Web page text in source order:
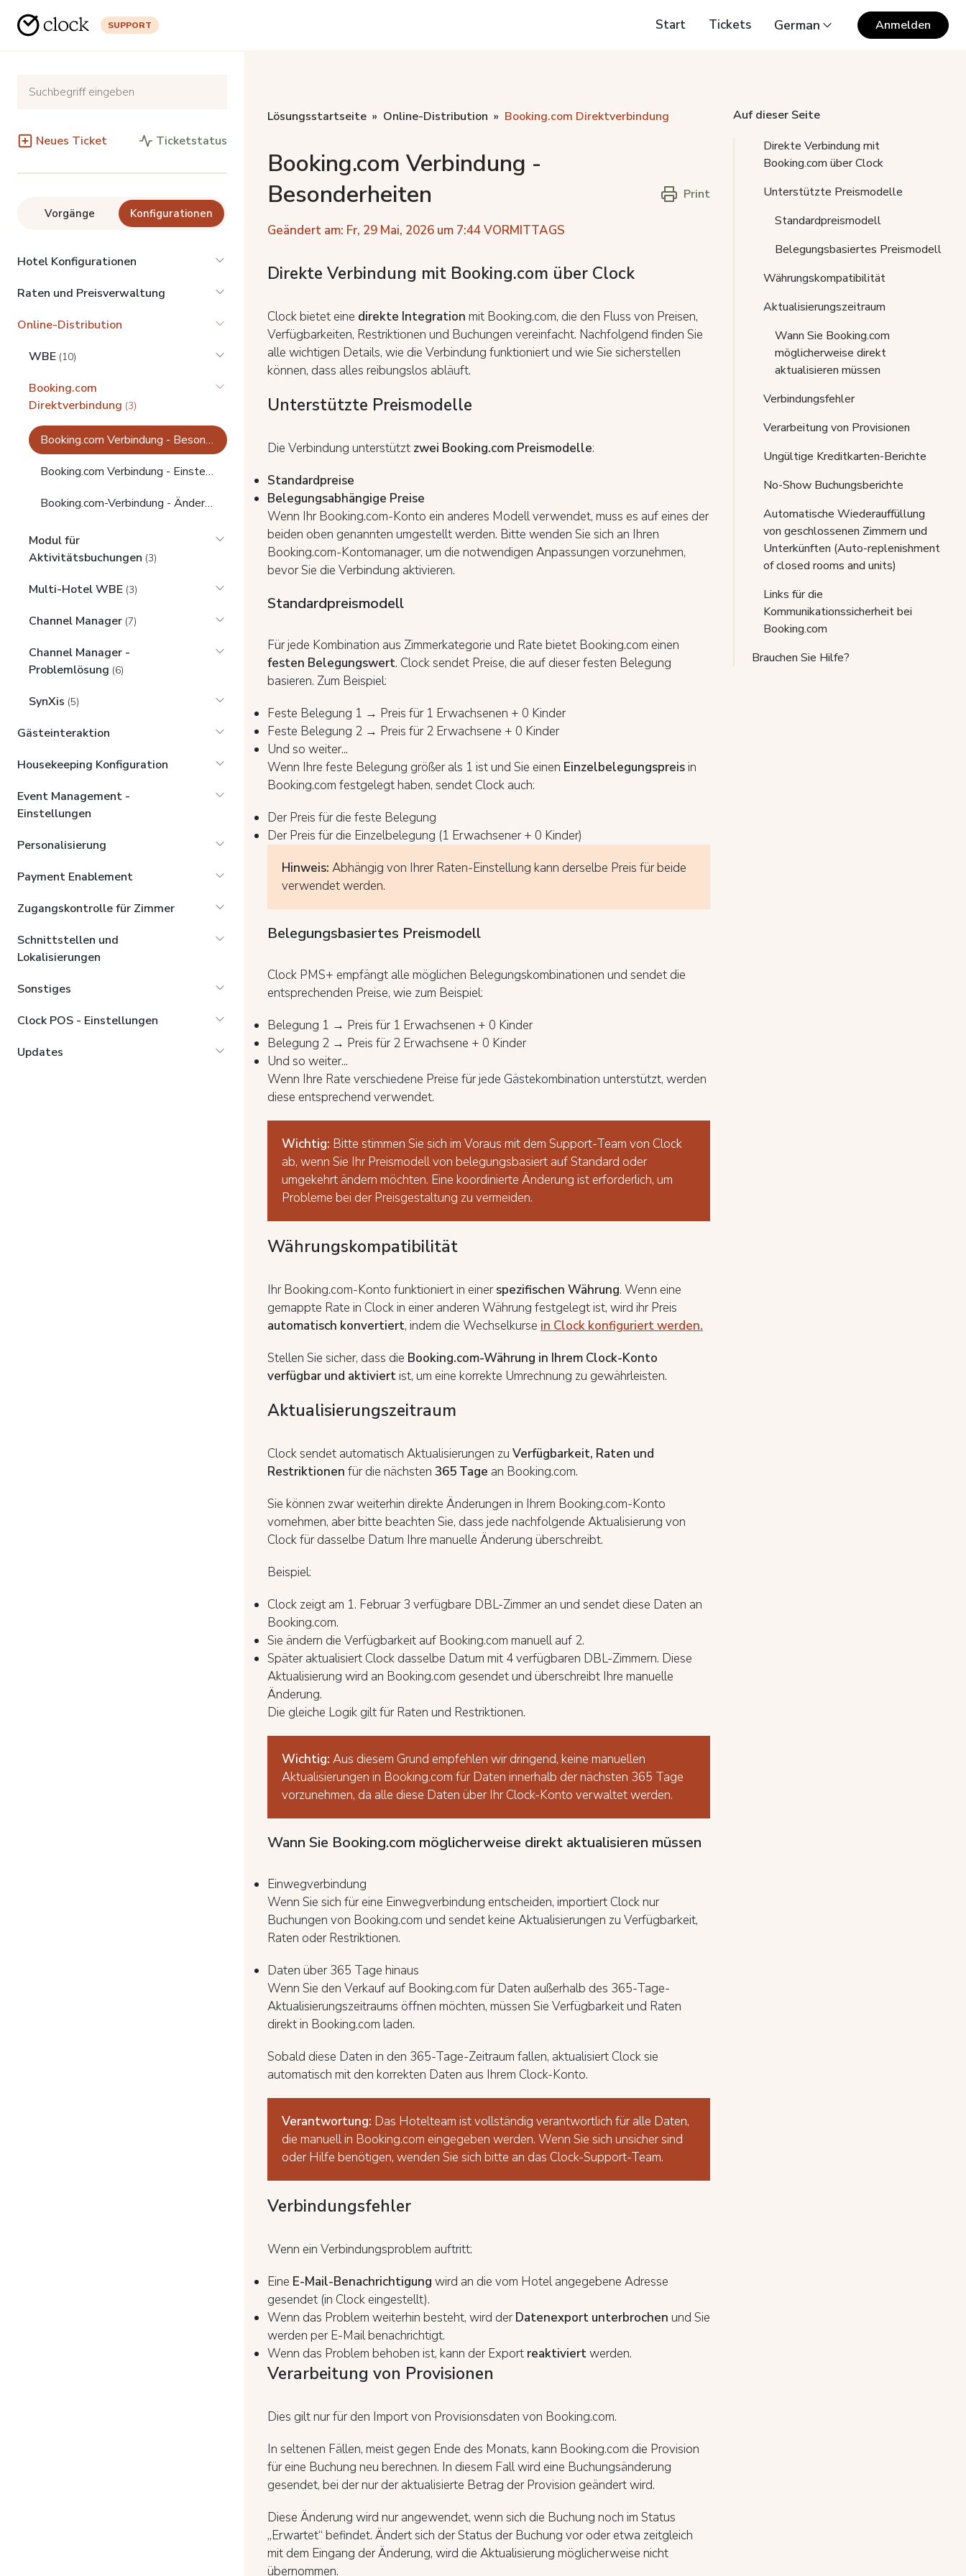
SUPPORT Start Tickets German Anmelden
Neues Ticket Ticketstatus
Vorgänge Konfigurationen
Hotel Konfigurationen
Raten und Preisverwaltung
Online-Distribution
WBE (10)
Booking.com
Direktverbindung (3)
Booking.com Verbindung - Besonderheiten
Booking.com Verbindung - Einstellungen
Booking.com-Verbindung - Änderungen und Import von bestehenden Buchungen
Modul für
Aktivitätsbuchungen (3)
Multi-Hotel WBE (3)
Channel Manager (7)
Channel Manager -
Problemlösung (6)
SynXis (5)
Gästeinteraktion
Housekeeping Konfiguration
Event Management -
Einstellungen
Personalisierung
Payment Enablement
Zugangskontrolle für Zimmer
Schnittstellen und
Lokalisierungen
Sonstiges
Clock POS - Einstellungen
Updates
Lösungsstartseite Online-Distribution Booking.com Direktverbindung
Booking.com Verbindung -
Besonderheiten
Geändert am: Fr, 29 Mai, 2026 um 7:44 VORMITTAGS
Print
Direkte Verbindung mit Booking.com über Clock
Clock bietet eine direkte Integration mit Booking.com, die den Fluss von Preisen,
Verfügbarkeiten, Restriktionen und Buchungen vereinfacht. Nachfolgend finden Sie
alle wichtigen Details, wie die Verbindung funktioniert und wie Sie sicherstellen
können, dass alles reibungslos abläuft.
Unterstützte Preismodelle
Die Verbindung unterstützt zwei Booking.com Preismodelle:
Standardpreise
Belegungsabhängige Preise
Wenn Ihr Booking.com-Konto ein anderes Modell verwendet, muss es auf eines der
beiden oben genannten umgestellt werden. Bitte wenden Sie sich an Ihren
Booking.com-Kontomanager, um die notwendigen Anpassungen vorzunehmen,
bevor Sie die Verbindung aktivieren.
Standardpreismodell
Für jede Kombination aus Zimmerkategorie und Rate bietet Booking.com einen
festen Belegungswert. Clock sendet Preise, die auf dieser festen Belegung
basieren. Zum Beispiel:
Feste Belegung 1 → Preis für 1 Erwachsenen + 0 Kinder
Feste Belegung 2 → Preis für 2 Erwachsene + 0 Kinder
Und so weiter...
Wenn Ihre feste Belegung größer als 1 ist und Sie einen Einzelbelegungspreisin
Booking.com festgelegt haben, sendet Clock auch:
Der Preis für die feste Belegung
Der Preis für die Einzelbelegung (1 Erwachsener + 0 Kinder)
Hinweis: Abhängig von Ihrer Raten-Einstellung kann derselbe Preis für beide
verwendet werden.
Belegungsbasiertes Preismodell
Clock PMS+ empfängt alle möglichen Belegungskombinationen und sendet die
entsprechenden Preise, wie zum Beispiel:
Belegung 1 → Preis für 1 Erwachsenen + 0 Kinder
Belegung 2 → Preis für 2 Erwachsene + 0 Kinder
Und so weiter...
Wenn Ihre Rate verschiedene Preise für jede Gästekombination unterstützt, werden
diese entsprechend verwendet.
Wichtig: Bitte stimmen Sie sich im Voraus mit dem Support-Team von Clock
ab, wenn Sie Ihr Preismodell von belegungsbasiert auf Standard oder
umgekehrt ändern möchten. Eine koordinierte Änderung ist erforderlich, um
Probleme bei der Preisgestaltung zu vermeiden.
Währungskompatibilität
Ihr Booking.com-Konto funktioniert in einerspezifischen Währung. Wenn eine
gemappte Rate in Clock in einer anderen Währung festgelegt ist, wird ihr Preis
automatisch konvertiert, indem die Wechselkurse in Clock konfiguriert werden.
Stellen Sie sicher, dass die Booking.com-Währung in Ihrem Clock-Konto
verfügbar und aktiviertist, um eine korrekte Umrechnung zu gewährleisten.
Aktualisierungszeitraum
Clock sendet automatisch Aktualisierungen zu Verfügbarkeit, Raten und
Restriktionen für die nächsten 365 Tage an Booking.com.
Sie können zwar weiterhin direkte Änderungen in Ihrem Booking.com-Konto
vornehmen, aber bitte beachten Sie, dass jede nachfolgende Aktualisierung von
Clock für dasselbe Datum Ihre manuelle Änderung überschreibt.
Beispiel:
Clock zeigt am 1. Februar 3 verfügbare DBL-Zimmer an und sendet diese Daten an
Booking.com.
Sie ändern die Verfügbarkeit auf Booking.com manuell auf 2.
Später aktualisiert Clock dasselbe Datum mit 4 verfügbaren DBL-Zimmern. Diese
Aktualisierung wird an Booking.com gesendet und überschreibt Ihre manuelle
Änderung.
Die gleiche Logik gilt für Raten und Restriktionen.
Wichtig: Aus diesem Grund empfehlen wir dringend, keine manuellen
Aktualisierungen in Booking.com für Daten innerhalb der nächsten 365 Tage
vorzunehmen, da alle diese Daten über Ihr Clock-Konto verwaltet werden.
Wann Sie Booking.com möglicherweise direkt aktualisieren müssen
Einwegverbindung
Wenn Sie sich für eine Einwegverbindung entscheiden, importiert Clock nur
Buchungen von Booking.com und sendet keine Aktualisierungen zu Verfügbarkeit,
Raten oder Restriktionen.
Daten über 365 Tage hinaus
Wenn Sie den Verkauf auf Booking.com für Daten außerhalb des 365-Tage-
Aktualisierungszeitraums öffnen möchten, müssen Sie Verfügbarkeit und Raten
direkt in Booking.com laden.
Sobald diese Daten in den 365-Tage-Zeitraum fallen, aktualisiert Clock sie
automatisch mit den korrekten Daten aus Ihrem Clock-Konto.
Verantwortung: Das Hotelteam ist vollständig verantwortlich für alle Daten,
die manuell in Booking.com eingegeben werden. Wenn Sie sich unsicher sind
oder Hilfe benötigen, wenden Sie sich bitte an das Clock-Support-Team.
Verbindungsfehler
Wenn ein Verbindungsproblem auftritt:
Eine E-Mail-Benachrichtigung wird an die vom Hotel angegebene Adresse
gesendet (in Clock eingestellt).
Wenn das Problem weiterhin besteht, wird derDatenexport unterbrochen und Sie
werden per E-Mail benachrichtigt.
Wenn das Problem behoben ist, kann der Export reaktiviertwerden.
Verarbeitung von Provisionen
Dies gilt nur für den Import von Provisionsdaten von Booking.com.
In seltenen Fällen, meist gegen Ende des Monats, kann Booking.com die Provision
für eine Buchung neu berechnen. In diesem Fall wird eine Buchungsänderung
gesendet, bei der nur der aktualisierte Betrag der Provision geändert wird.
Diese Änderung wird nur angewendet, wenn sich die Buchung noch im Status
„Erwartet“ befindet. Ändert sich der Status der Buchung vor oder etwa zeitgleich
mit dem Eingang der Änderung, wird die Aktualisierung möglicherweise nicht
übernommen.
Auf dieser Seite
Direkte Verbindung mit
Booking.com über Clock
Unterstützte Preismodelle
Standardpreismodell
Belegungsbasiertes Preismodell
Währungskompatibilität
Aktualisierungszeitraum
Wann Sie Booking.com
möglicherweise direkt
aktualisieren müssen
Verbindungsfehler
Verarbeitung von Provisionen
Ungültige Kreditkarten-Berichte
No-Show Buchungsberichte
Automatische Wiederauffüllung
von geschlossenen Zimmern und
Unterkünften (Auto-replenishment
of closed rooms and units)
Links für die
Kommunikationssicherheit bei
Booking.com
Brauchen Sie Hilfe?